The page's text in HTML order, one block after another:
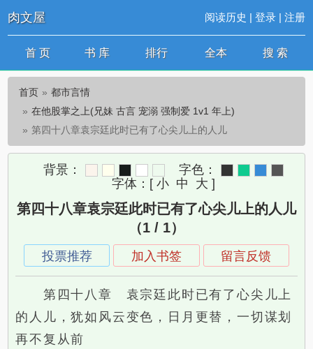
肉文屋 阅读历史 | 登录| 注册
首 页 书 库 排行 全本 搜 索
首页
都市言情
在他股掌之上(兄妹 古言 宠溺 强制爱 1v1 年上)
第四十八章袁宗廷此时已有了心尖儿上的人儿
背景：
字色：
字体： [ 小 中 大 ]
第四十八章袁宗廷此时已有了心尖儿上的人儿
（1 / 1）
投票推荐 加入书签 留言反馈
第四十八章 袁宗廷此时已有了心尖儿上
的人儿，犹如风云变色，日月更替，一切谋划
再不复从前